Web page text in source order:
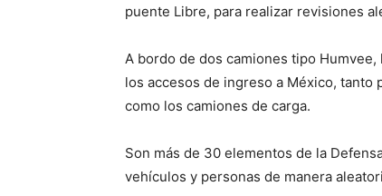
puente Libre, para realizar revisiones
A bordo de dos camiones tipo
los accesos de ingreso a México, tanto
como los camiones de carga.
Son más de 30 elementos de la
vehículos y personas de manera